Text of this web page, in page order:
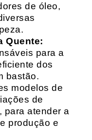
de óleo,
Quente:
para a
dos
bastão.
modelos de
de
para atender a
produção e